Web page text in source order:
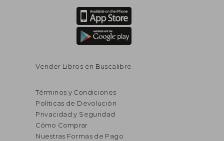
Vender Libros en Buscalibre
Términos y Condiciones
Políticas de Devolución
Privacidad y Seguridad
Cómo Comprar
Nuestras Formas de Pago